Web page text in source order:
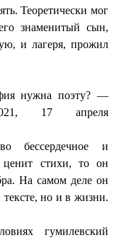
Теоретически мог
знаменитый сын,
и лагеря, прожил
нужна поэту? —
17 апреля
бессердечное и
ценит стихи, то он
На самом деле он
но и в жизни.
гумилевский